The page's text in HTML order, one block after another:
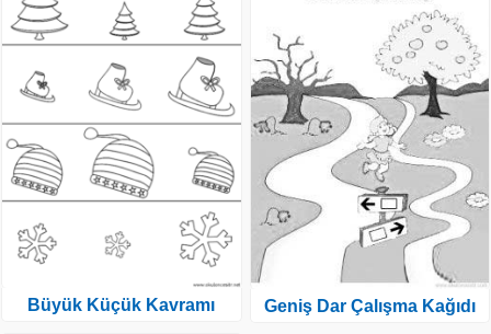
Büyük Küçük Kavramı Geniş Dar Çalışma Kağıdı